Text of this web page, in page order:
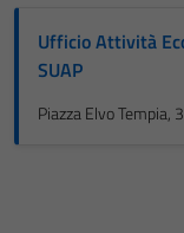
Ufficio Attività
SUAP
Piazza Elvo Tempia,